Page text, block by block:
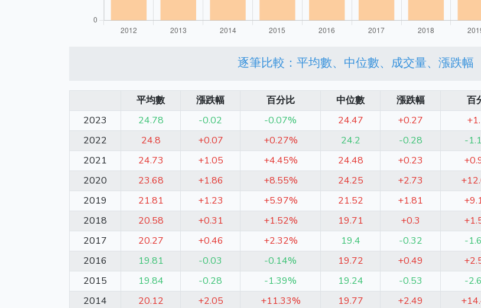
逐筆比較：平均數、中位數、成交量、漲跌幅
平均數 漲跌幅 百分比 中位數 漲跌幅 百
2023
24.78 -0.02 -0.07% 24.47 +0.27
2022
24.8 +0.07 +0.27% 24.2 -0.28 -
2021
24.73 +1.05 +4.45% 24.48 +0.23
2020
23.68 +1.86 +8.55% 24.25 +2.73
2019
21.81 +1.23 +5.97% 21.52 +1.81
2018
20.58 +0.31 +1.52% 19.71 +0.3
2017
20.27 +0.46 +2.32% 19.4 -0.32 -
2016
19.81 -0.03 -0.14% 19.72 +0.49
2015
19.84 -0.28 -1.39% 19.24 -0.53 -
2014
20.12 +2.05 +11.33% 19.77 +2.49